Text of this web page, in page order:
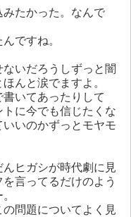
たかった。なんで
ですね。
いだろうしずっと闇
んと涙でますよ。
書いてあったりして
に今でも信じたくな
いのかずっとモヤモ
ヒガシが時代劇に見
言ってるだけのよう
問題についてよく見